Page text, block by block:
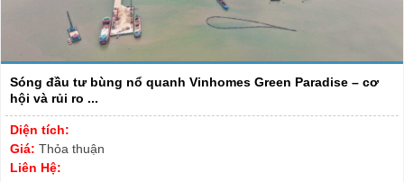
Sóng đầu tư bùng nổ quanh Vinhomes Green Paradise – cơ
hội và rủi ro ...
Diện tích:
Giá: Thỏa thuận
Liên Hệ: